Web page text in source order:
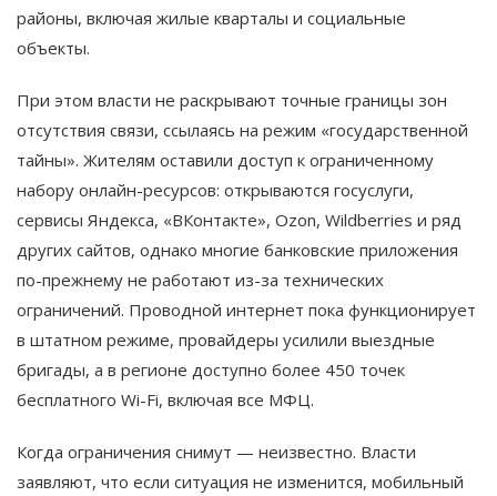
районы, включая жилые кварталы и социальные
объекты.
При этом власти не раскрывают точные границы зон
отсутствия связи, ссылаясь на режим «государственной
тайны». Жителям оставили доступ к ограниченному
набору онлайн-ресурсов: открываются госуслуги,
сервисы Яндекса, «ВКонтакте», Ozon, Wildberries и ряд
других сайтов, однако многие банковские приложения
по-прежнему не работают из-за технических
ограничений. Проводной интернет пока функционирует
в штатном режиме, провайдеры усилили выездные
бригады, а в регионе доступно более 450 точек
бесплатного Wi-Fi, включая все МФЦ.
Когда ограничения снимут — неизвестно. Власти
заявляют, что если ситуация не изменится, мобильный